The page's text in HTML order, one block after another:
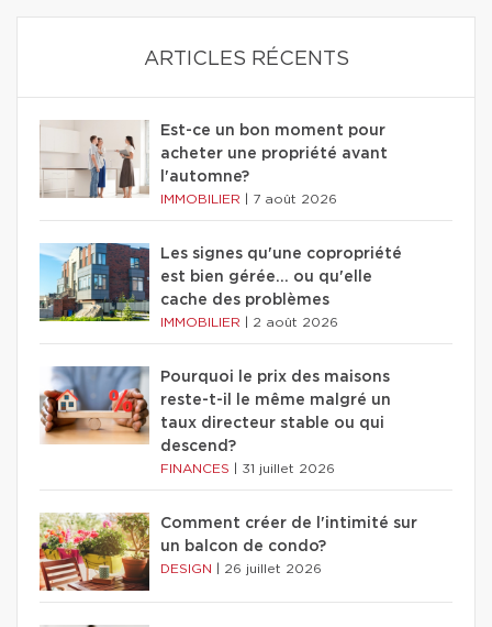
ARTICLES RÉCENTS
Est-ce un bon moment pour
acheter une propriété avant
l'automne?
IMMOBILIER 7 août 2026
Les signes qu'une copropriété
est bien gérée… ou qu'elle
cache des problèmes
IMMOBILIER 2 août 2026
Pourquoi le prix des maisons
reste-t-il le même malgré un
taux directeur stable ou qui
descend?
FINANCES 31 juillet 2026
Comment créer de l'intimité sur
un balcon de condo?
DESIGN 26 juillet 2026